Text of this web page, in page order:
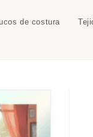
de costura